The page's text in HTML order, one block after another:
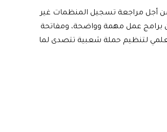
من أجل مراجعة تسجيل المنظمات غير
برامج عمل مهمة وواضحة، ومفاتحة
العلمي لتنظيم حملة شعبية تتصدى لما